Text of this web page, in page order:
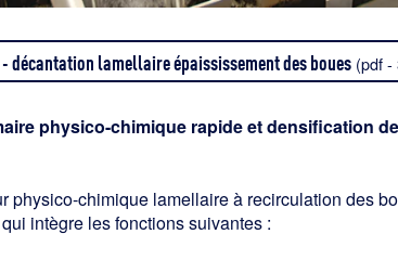
décantation lamellaire épaississement des boues (pdf -
physico-chimique rapide et densification
physico-chimique lamellaire à recirculation des
intègre les fonctions suivantes :